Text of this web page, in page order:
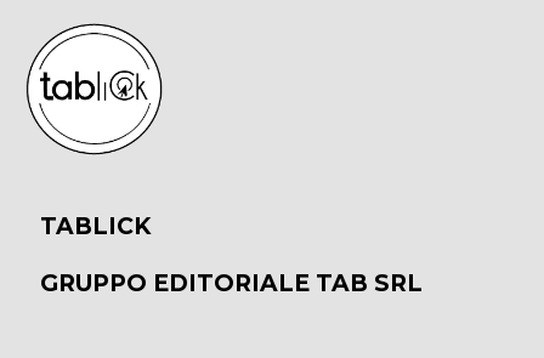
TABLICK
GRUPPO EDITORIALE TAB SRL